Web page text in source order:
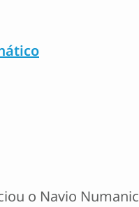
o Navio